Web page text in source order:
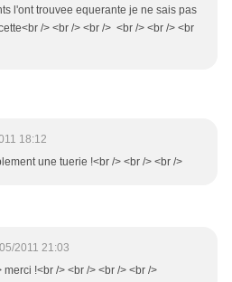
l'ont trouvee equerante je ne sais pas
/> <br /> <br /> <br /> <br /> <br
18:12
une tuerie !<br /> <br /> <br />
2011 21:03
merci !<br /> <br /> <br /> <br />